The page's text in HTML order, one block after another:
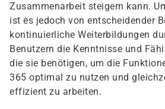
Zusammenarbeit steigern kann.
ist es jedoch von entscheidender
kontinuierliche Weiterbildungen
Benutzern die Kenntnisse und
die sie benötigen, um die
365 optimal zu nutzen und
effizient zu arbeiten.